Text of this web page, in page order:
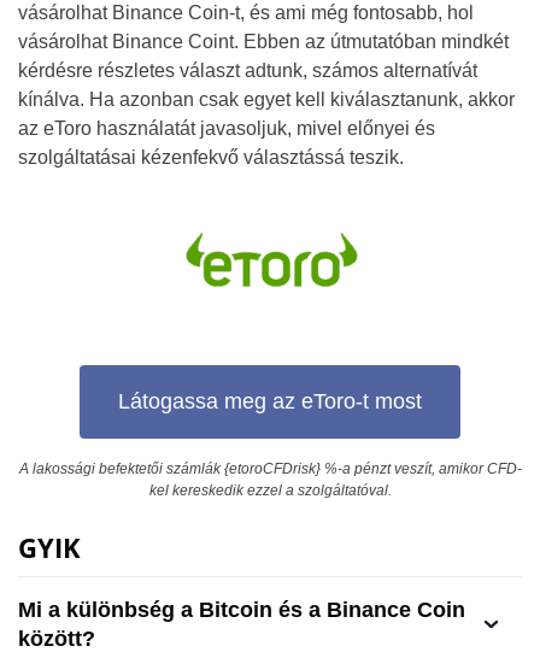
vásárolhat Binance Coin-t, és ami még fontosabb, hol
vásárolhat Binance Coint. Ebben az útmutatóban mindkét
kérdésre részletes választ adtunk, számos alternatívát
kínálva. Ha azonban csak egyet kell kiválasztanunk, akkor
az eToro használatát javasoljuk, mivel előnyei és
szolgáltatásai kézenfekvő választássá teszik.
Látogassa meg az eToro-t most
A lakossági befektetői számlák {etoroCFDrisk} %-a pénzt veszít, amikor CFD-
kel kereskedik ezzel a szolgáltatóval.
GYIK
Mi a különbség a Bitcoin és a Binance Coin
között?